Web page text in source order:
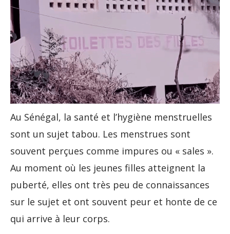
Au Sénégal, la santé et l’hygiène menstruelles
sont un sujet tabou. Les menstrues sont
souvent perçues comme impures ou « sales ».
Au moment où les jeunes filles atteignent la
puberté, elles ont très peu de connaissances
sur le sujet et ont souvent peur et honte de ce
qui arrive à leur corps.